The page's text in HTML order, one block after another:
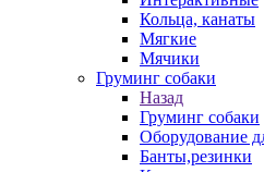
Кольца, канаты
Мягкие
Мячики
Груминг собаки
Назад
Груминг собаки
Оборудование
Банты,резинки